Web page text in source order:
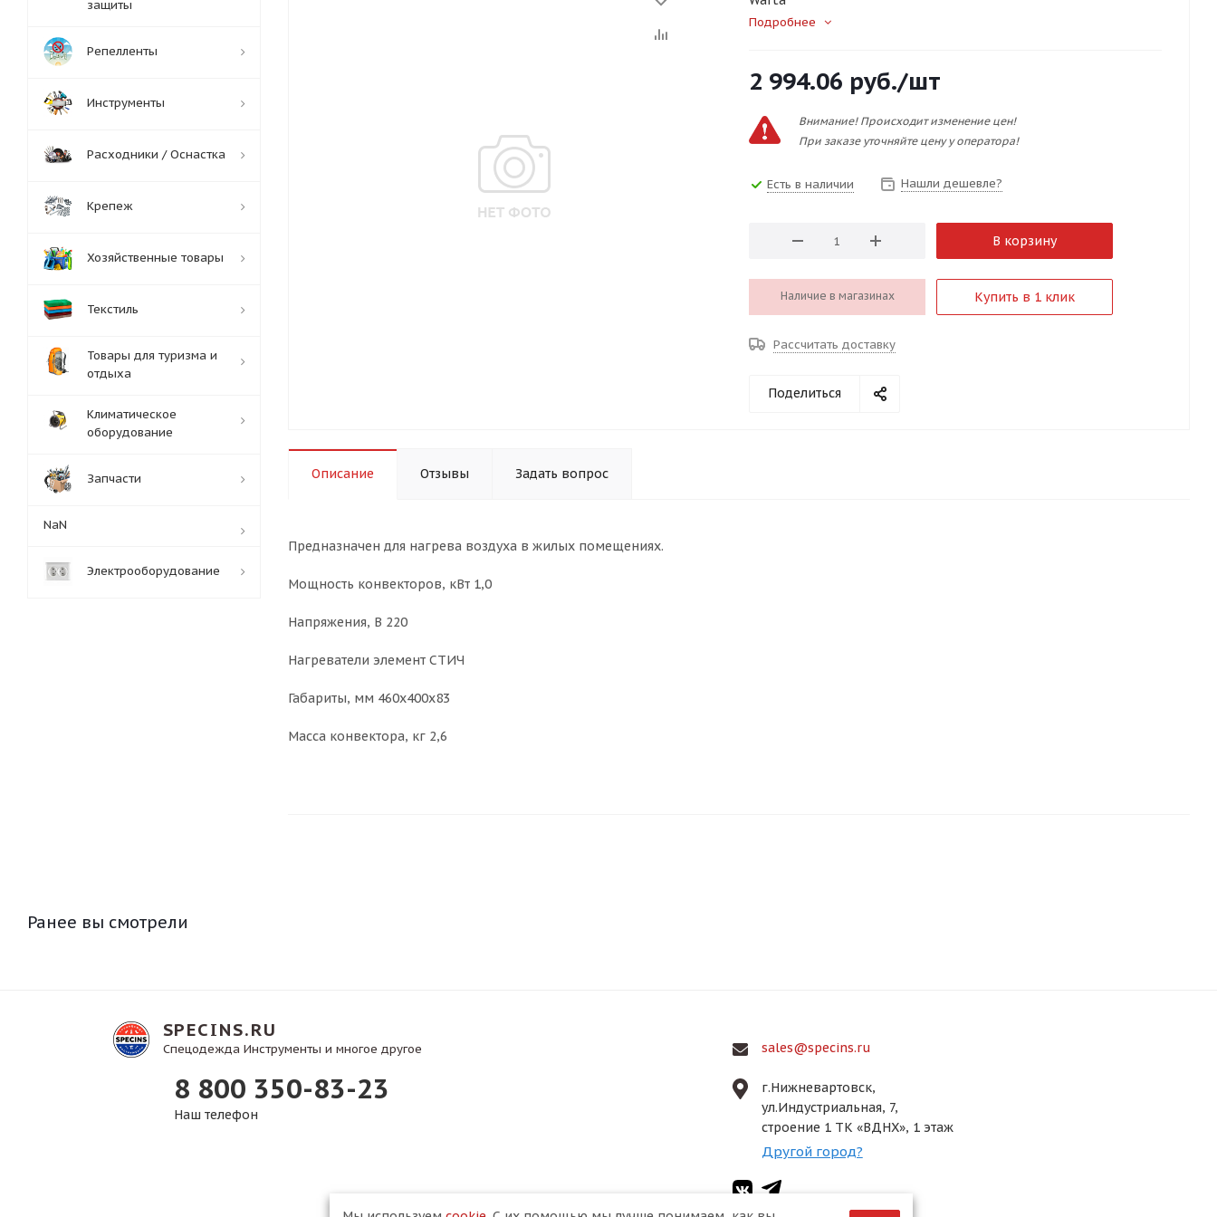
Подробнее
2 994.06 руб./шт
Внимание! Происходит изменение цен!
При заказе уточняйте цену у оператора!
Есть в наличии Нашли дешевле?
В корзину
Наличие в магазинах Купить в 1 клик
Рассчитать доставку
Поделиться
Описание Отзывы Задать вопрос
Предназначен для нагрева воздуха в жилых помещениях.
Мощность конвекторов, кВт 1,0
Напряжения, В 220
Нагреватели элемент СТИЧ
Габариты, мм 460х400х83
Масса конвектора, кг 2,6
защиты
Репелленты
Инструменты
Расходники / Оснастка
Крепеж
Хозяйственные товары
Текстиль
Товары для туризма и
отдыха
Климатическое
оборудование
Запчасти
NaN
Электрооборудование
Ранее вы смотрели
SPECINS.RU
Спецодежда Инструменты и многое другое
8 800 350-83-23
Наш телефон
sales@specins.ru
г.Нижневартовск,
ул.Индустриальная, 7,
строение 1 ТК «ВДНХ», 1 этаж
Другой город?